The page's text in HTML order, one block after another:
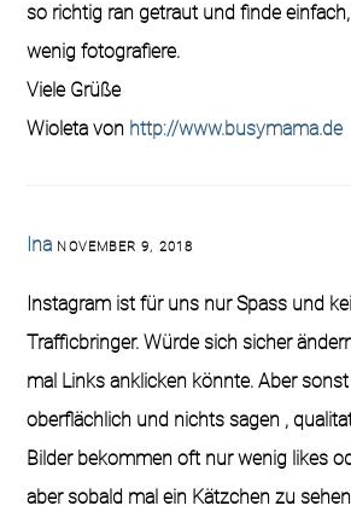
so richtig ran getraut und finde
wenig fotografiere.
Viele Grüße
Wioleta von http://www.busymama.de
Ina NOVEMBER 9, 2018
Instagram ist für uns nur Spass und
Trafficbringer. Würde sich sicher
mal Links anklicken könnte. Aber
oberflächlich und nichts sagen ,
Bilder bekommen oft nur wenig likes
aber sobald mal ein Kätzchen zu